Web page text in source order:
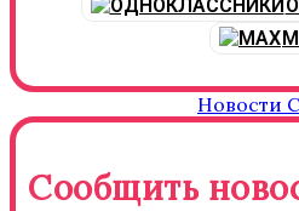
Новости
Сообщить